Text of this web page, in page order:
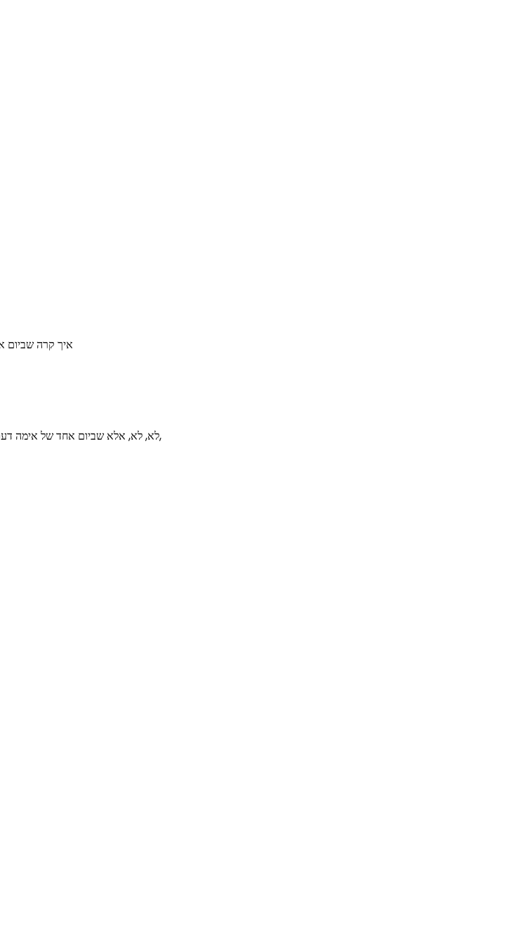
‘לא, לא, אלא שביום אחד של אימה דעכה בכם, אולי אבדה לכם, אולי מעולם לא היתה לכם,